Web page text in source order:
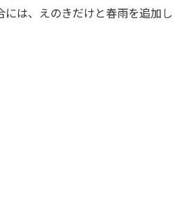
には、えのきだけと春雨を追加し